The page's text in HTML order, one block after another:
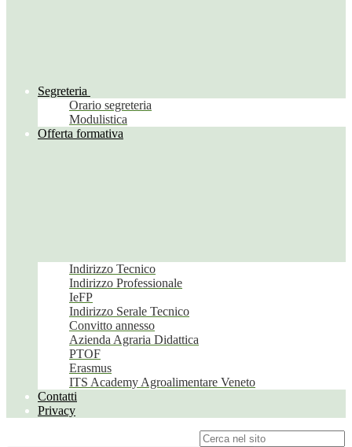
Segreteria
Orario segreteria
Modulistica
Offerta formativa
Indirizzo Tecnico
Indirizzo Professionale
IeFP
Indirizzo Serale Tecnico
Convitto annesso
Azienda Agraria Didattica
PTOF
Erasmus
ITS Academy Agroalimentare Veneto
Contatti
Privacy